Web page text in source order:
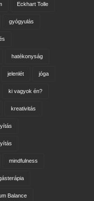
Eckhart Tolle
gyógyulás
hatékonyság
jelenlét jóga
ki vagyok én?
kreativitás
mindfulness
Balance